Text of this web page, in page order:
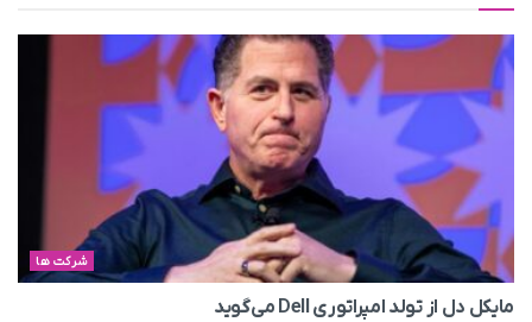
شرکت ها
مایکل دل از تولد امپراتوری Dell می‌گوید